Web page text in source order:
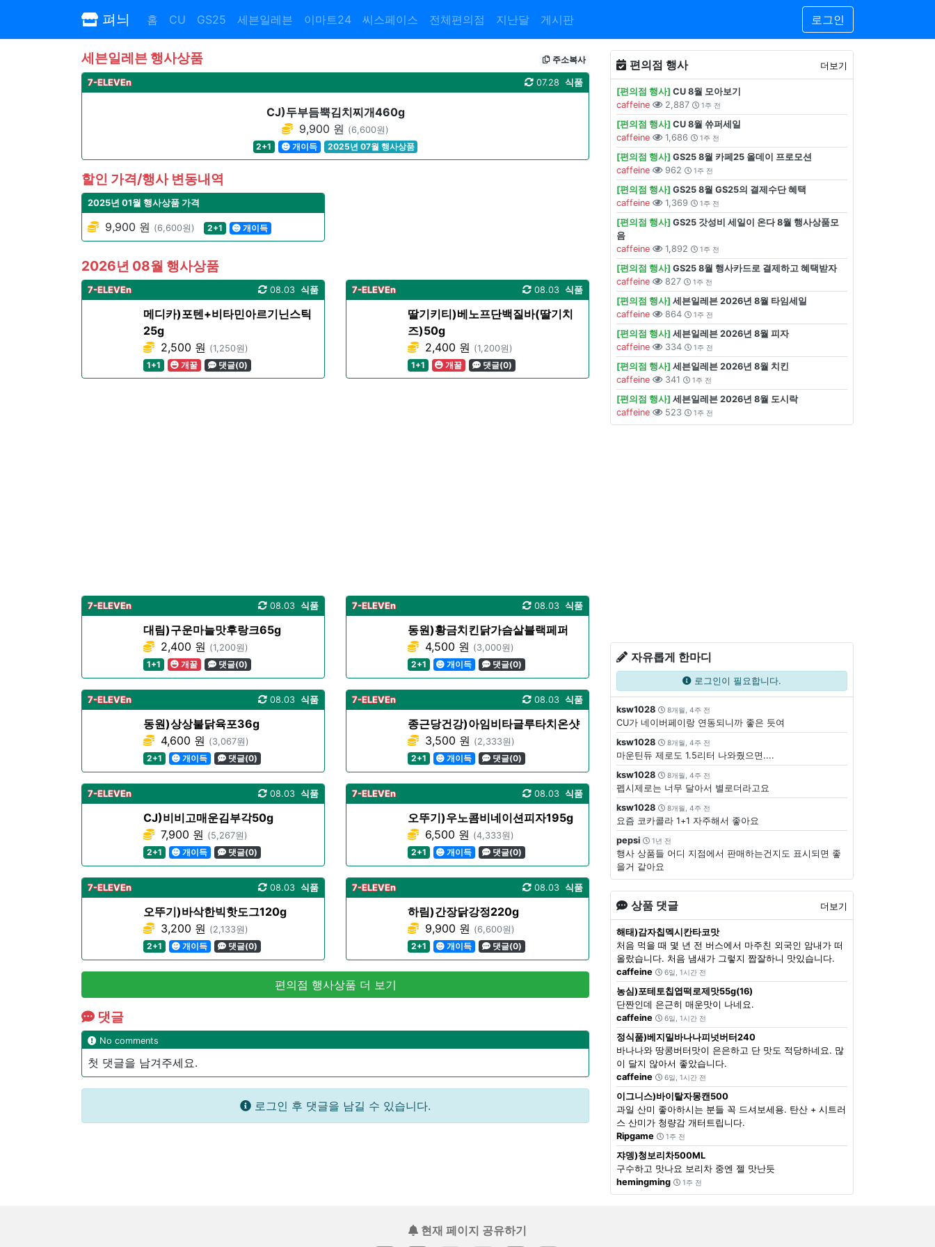
펴늬 홈 CU GS25 세븐일레븐 이마트24 씨스페이스 전체편의점 지난달 게시판 로그인
세븐일레븐 행사상품 주소복사
7-ELEVEn 식품
07.28
CJ)두부듬뿍김치찌개460g
9,900 원 (6,600원)
2+1
개이득 2025년 07월 행사상품
할인 가격/행사 변동내역
2025년 01월 행사상품 가격
9,900 원 (6,600원) 2+1 개이득
2026년 08월 행사상품
7-ELEVEn 식품
08.03
메디카)포텐+비타민아르기닌스틱
25g
2,500 원 (1,250원)
1+1
개꿀 댓글(0)
7-ELEVEn 식품
08.03
딸기키티)베노프단백질바(딸기치
즈)50g
2,400 원 (1,200원)
1+1
개꿀 댓글(0)
7-ELEVEn 식품
08.03
대림)구운마늘맛후랑크65g
2,400 원 (1,200원)
1+1
개꿀 댓글(0)
7-ELEVEn 식품
08.03
동원)황금치킨닭가슴살블랙페퍼
4,500 원 (3,000원)
2+1
개이득 댓글(0)
7-ELEVEn 식품
08.03
동원)상상불닭육포36g
4,600 원 (3,067원)
2+1
개이득 댓글(0)
7-ELEVEn 식품
08.03
종근당건강)아임비타글루타치온샷
3,500 원 (2,333원)
2+1
개이득 댓글(0)
7-ELEVEn 식품
08.03
CJ)비비고매운김부각50g
7,900 원 (5,267원)
2+1
개이득 댓글(0)
7-ELEVEn 식품
08.03
오뚜기)우노콤비네이션피자195g
6,500 원 (4,333원)
2+1
개이득 댓글(0)
7-ELEVEn 식품
08.03
오뚜기)바삭한빅핫도그120g
3,200 원 (2,133원)
2+1
개이득 댓글(0)
7-ELEVEn 식품
08.03
하림)간장닭강정220g
9,900 원 (6,600원)
2+1
개이득 댓글(0)
편의점 행사상품 더 보기
댓글
No comments
첫 댓글을 남겨주세요.
로그인 후 댓글을 남길 수 있습니다.
편의점 행사 더보기
[편의점 행사] CU 8월 모아보기
caffeine
2,887 1주 전
[편의점 행사] CU 8월 쓔퍼세일
caffeine
1,686 1주 전
[편의점 행사] GS25 8월 카페25 올데이 프로모션
caffeine
962 1주 전
[편의점 행사] GS25 8월 GS25의 결제수단 혜택
caffeine
1,369 1주 전
[편의점 행사] GS25 갓성비 세일이 온다 8월 행사상품모
음
caffeine
1,892 1주 전
[편의점 행사] GS25 8월 행사카드로 결제하고 혜택받자
caffeine
827 1주 전
[편의점 행사] 세븐일레븐 2026년 8월 타임세일
caffeine
864 1주 전
[편의점 행사] 세븐일레븐 2026년 8월 피자
caffeine
334 1주 전
[편의점 행사] 세븐일레븐 2026년 8월 치킨
caffeine
341 1주 전
[편의점 행사] 세븐일레븐 2026년 8월 도시락
caffeine
523 1주 전
자유롭게 한마디
로그인이 필요합니다.
ksw1028 8개월, 4주 전
CU가 네이버페이랑 연동되니까 좋은 듯여
ksw1028
8개월, 4주 전
마운틴듀 제로도 1.5리터 나와줬으면....
ksw1028
8개월, 4주 전
펩시제로는 너무 달아서 별로더라고요
ksw1028
8개월, 4주 전
요즘 코카콜라 1+1 자주해서 좋아요
pepsi
1년 전
행사 상품들 어디 지점에서 판매하는건지도 표시되면 좋
을거 같아요
상품 댓글 더보기
해태)감자칩멕시칸타코맛
처음 먹을 때 몇 년 전 버스에서 마주친 외국인 암내가 떠
올랐습니다. 처음 냄새가 그렇지 짭잘하니 맛있습니다.
caffeine
6일, 1시간 전
농심)포테토칩엽떡로제맛55g(16)
단짠인데 은근히 매운맛이 나네요.
caffeine
6일, 1시간 전
정식품)베지밀바나나피넛버터240
바나나와 땅콩버터맛이 은은하고 단 맛도 적당하네요. 많
이 달지 않아서 좋았습니다.
caffeine
6일, 1시간 전
이그니스)바이탈자몽캔500
과일 산미 좋아하시는 분들 꼭 드셔보세용. 탄산 + 시트러
스 산미가 청량감 개터트립니다.
Ripgame
1주 전
쟈뎅)청보리차500ML
구수하고 맛나요 보리차 중엔 젤 맛난듯
hemingming
1주 전
현재 페이지 공유하기